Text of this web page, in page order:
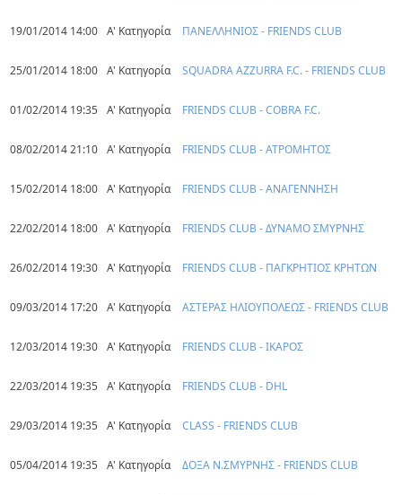
19/01/2014 14:00 Α' Κατηγορία ΠΑΝΕΛΛΗΝΙΟΣ - FRIENDS CLUB
25/01/2014 18:00 Α' Κατηγορία SQUADRA AZZURRA F.C. - FRIENDS CLUB
01/02/2014 19:35 Α' Κατηγορία FRIENDS CLUB - COBRA F.C.
08/02/2014 21:10 Α' Κατηγορία FRIENDS CLUB - ΑΤΡΟΜΗΤΟΣ
15/02/2014 18:00 Α' Κατηγορία FRIENDS CLUB - ΑΝΑΓΕΝΝΗΣΗ
22/02/2014 18:00 Α' Κατηγορία FRIENDS CLUB - ΔΥΝΑΜΟ ΣΜΥΡΝΗΣ
26/02/2014 19:30 Α' Κατηγορία FRIENDS CLUB - ΠΑΓΚΡΗΤΙΟΣ ΚΡΗΤΩΝ
09/03/2014 17:20 Α' Κατηγορία ΑΣΤΕΡΑΣ ΗΛΙΟΥΠΟΛΕΩΣ - FRIENDS CLUB
12/03/2014 19:30 Α' Κατηγορία FRIENDS CLUB - ΙΚΑΡΟΣ
22/03/2014 19:35 Α' Κατηγορία FRIENDS CLUB - DHL
29/03/2014 19:35 Α' Κατηγορία CLASS - FRIENDS CLUB
05/04/2014 19:35 Α' Κατηγορία ΔΟΞΑ Ν.ΣΜΥΡΝΗΣ - FRIENDS CLUB